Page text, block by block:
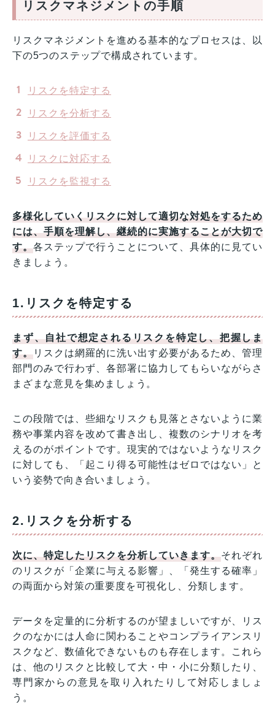
リスクマネジメントの手順
リスクマネジメントを進める基本的なプロセスは、以
下の5つのステップで構成されています。
リスクを特定する
リスクを分析する
リスクを評価する
リスクに対応する
リスクを監視する
多様化していくリスクに対して適切な対処をするため
には、手順を理解し、継続的に実施することが大切で
す。各ステップで行うことについて、具体的に見てい
きましょう。
1.リスクを特定する
まず、自社で想定されるリスクを特定し、把握しま
す。リスクは網羅的に洗い出す必要があるため、管理
部門のみで行わず、各部署に協力してもらいながらさ
まざまな意見を集めましょう。
この段階では、些細なリスクも見落とさないように業
務や事業内容を改めて書き出し、複数のシナリオを考
えるのがポイントです。現実的ではないようなリスク
に対しても、「起こり得る可能性はゼロではない」と
いう姿勢で向き合いましょう。
2.リスクを分析する
次に、特定したリスクを分析していきます。それぞれ
のリスクが「企業に与える影響」、「発生する確率」
の両面から対策の重要度を可視化し、分類します。
データを定量的に分析するのが望ましいですが、リス
クのなかには人命に関わることやコンプライアンスリ
スクなど、数値化できないものも存在します。これら
は、他のリスクと比較して大・中・小に分類したり、
専門家からの意見を取り入れたりして対応しましょ
う。